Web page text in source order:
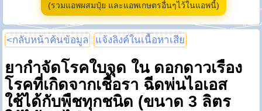
(รวมแอพผสมปุ๋ย และแอพเกษตรอื่นๆไว้ในแอพนี้)
<กลับหน้าค้นข้อมูล แจ้งลิงค์ในเนื้อหาเสีย
ยากำจัดโรคใบจุด ใน ดอกดาวเรือง
โรคที่เกิดจากเชื้อรา ฉีดพ่นไอเอส
ใช้ได้กับพืชทุกชนิด (ขนาด 3 ลิตร